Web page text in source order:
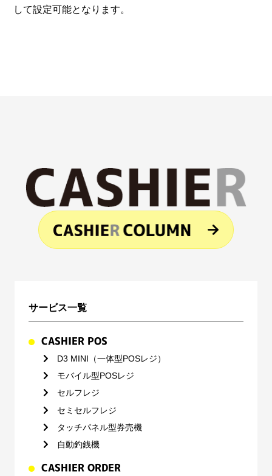
して設定可能となります。
サービス一覧
CASHIER POS
D3 MINI（一体型POSレジ）
モバイル型POSレジ
セルフレジ
セミセルフレジ
タッチパネル型券売機
自動釣銭機
CASHIER ORDER